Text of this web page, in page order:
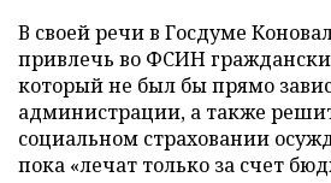
В своей речи в Госдуме
привлечь во ФСИН
который не был бы прямо
администрации, а также
социальном страховании
пока «лечат только за счет